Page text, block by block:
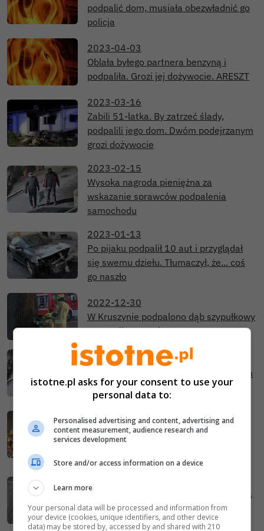
podpalić dom, musiała obezwładnić go
policja
2023-04-03
Oblała byłego partnera benzyną i
podpaliła. Grozi jej dożywocie. ARESZT
2023-03-16
Zabili 51-latka. By zatrzeć ślady,
podpalili jego dom. Dwóm podejrzanym
grozi dożywocie
2023-02-15
Wysoka nagroda pieniężna za
wskazanie sprawców podpalenia
samochodu
2023-01-13
Po pijaku podpalił 10 aut i przyglądał
się swemu dziełu. Tłumaczył, że... coś
go naszło
2022-12-30
W Kruszynie podpalono dąb szypułkowy
– pomnik przyrody
2022-12-23
Bezczelnie podpalili auto przed domem
przedsiębiorcy
Pijany 26-latek podpalił dwa auta na
Kwiatowym, i to w biały dzień! Wandal
Koktajlem Mołotowa rzucił w hyundaia.
Myślał, że to auto... kolegi. Podpalacz
zatrzymany
istotne.pl asks for your consent to use your
personal data to:
Personalised advertising and content, advertising and
content measurement, audience research and
services development
Store and/or access information on a device
Learn more
Your personal data will be processed and information from
your device (cookies, unique identifiers, and other device
data) may be stored by, accessed by and shared with 210